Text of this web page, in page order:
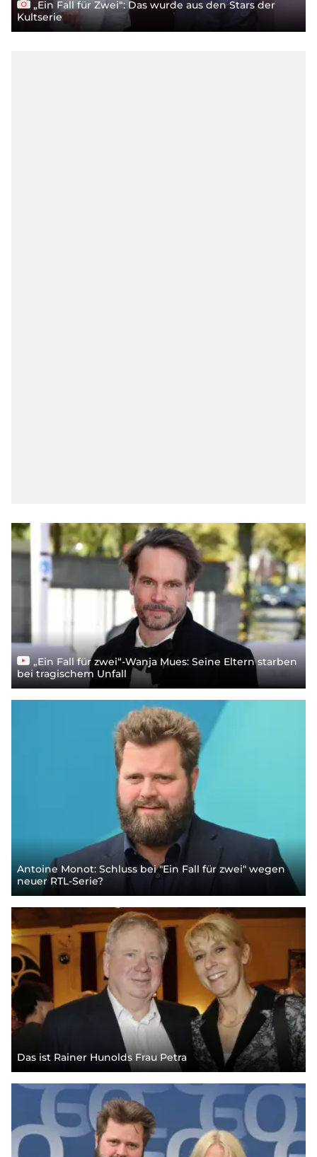
„Ein Fall für Zwei“: Das wurde aus den Stars der
Kultserie
„Ein Fall für zwei“-Wanja Mues: Seine Eltern starben
bei tragischem Unfall
Antoine Monot: Schluss bei "Ein Fall für zwei" wegen
neuer RTL-Serie?
Das ist Rainer Hunolds Frau Petra